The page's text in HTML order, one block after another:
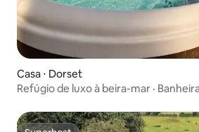
Casa ⋅ Dorset
Refúgio de luxo à beira-mar ·